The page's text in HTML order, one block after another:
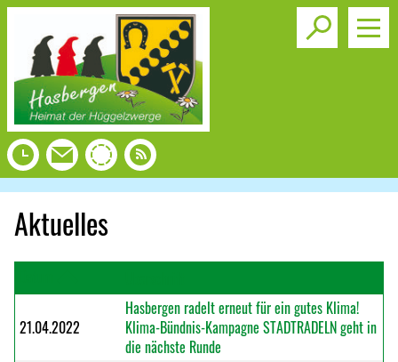
Toggle
Aktuelles
21.04.2022
Hasbergen radelt erneut für ein gutes Klima!
Klima-Bündnis-Kampagne STADTRADELN geht in
die nächste Runde